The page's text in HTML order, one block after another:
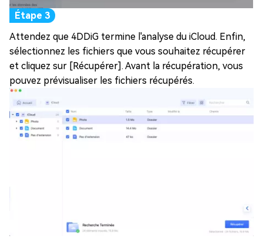
Attendez que 4DDiG termine l'analyse du iCloud. Enfin,
sélectionnez les fichiers que vous souhaitez récupérer
et cliquez sur [Récupérer]. Avant la récupération, vous
pouvez prévisualiser les fichiers récupérés.